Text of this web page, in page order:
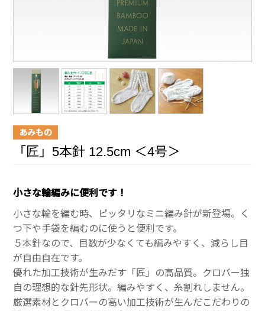
あみもの
「匠」5本針 12.5cm ＜4号＞
小さな輪編みに便利です！
小さな輪を編む時、ピッタリなミニ編み針が新登場。く
つ下や手袋を編むのに使うと便利です。
５本針なので、目数が少なくても編みやすく、減らし目
が自由自在です。
優れた加工技術が生みだす「匠」の高品質。クロバー独
自の理想的な針先形状。編みやすく、糸割れしません。
厳選素材とクロバーの高い加工技術が生んだこだわりの